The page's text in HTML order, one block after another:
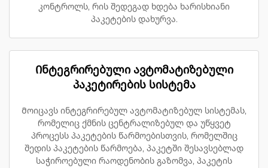
კონტროლს, რის შედეგად ხდება ხარისხიანი
პაკეტების დახურვა.
Ინტეგრირებული ავტომატიზებული
პაკეტირების სისტემა
Მოიცავს ინტეგრირებულ ავტომატიზებულ სისტემას,
რომელიც ქმნის ცენტრალიზებულ და უწყვეტ
პროცესს პაკეტების წარმოებისთვის, რომელშიც
შედის პაკეტების წარმოება, პაკეტში შესავსებლად
საჭიროებული რაოდენობის გაზომვა, პაკეტის